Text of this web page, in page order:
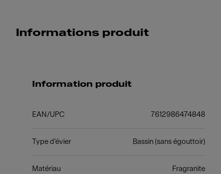
Informations produit
Information produit
EAN/UPC 7612986474848
Type d'évier Bassin (sans égouttoir)
Matériau Fragranite